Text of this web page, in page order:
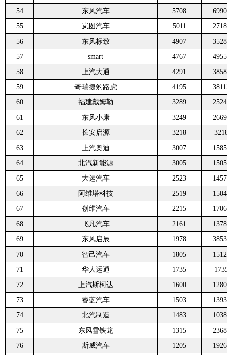
54
东风汽车 5708
55
岚图汽车 5011
56
东风标致 4907
57
smart 4767
58
上汽大通 4291
59
奇瑞捷豹路虎 4195
60
福建戴姆勒 3289
61
东风小康 3249
62
长安启源 3218
63
上汽奥迪 3007
64
北汽新能源 3005
65
大运汽车 2523
66
阿维塔科技 2519
67
创维汽车 2215
68
飞凡汽车 2161
69
东风启辰 1978
70
智己汽车 1805
71
华人运通 1735
72
上汽斯柯达 1600
73
睿蓝汽车 1503
74
北汽制造 1483
75
东风雪铁龙 1315
76
斯威汽车 1205